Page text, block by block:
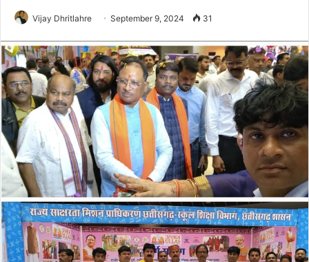
Vijay Dhritlahre September 9, 2024 31